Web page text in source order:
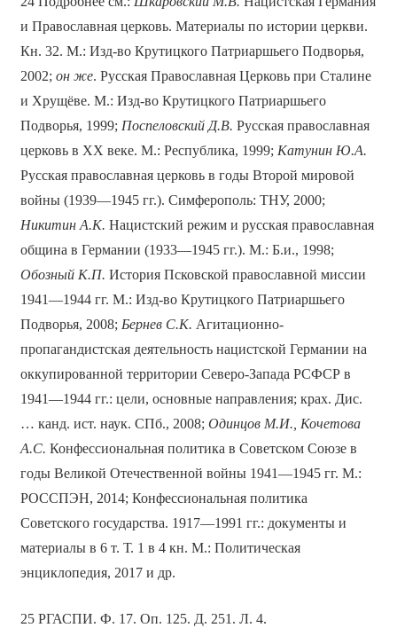
и Православная церковь. Материалы по истории церкви.
Кн. 32. М.: Изд-во Крутицкого Патриаршьего Подворья,
2002; он же. Русская Православная Церковь при Сталине
и Хрущёве. М.: Изд-во Крутицкого Патриаршьего
Подворья, 1999; Поспеловский Д.В. Русская православная
церковь в ХХ веке. М.: Республика, 1999; Катунин Ю.А.
Русская православная церковь в годы Второй мировой
войны (1939—1945 гг.). Симферополь: ТНУ, 2000;
Никитин А.К. Нацистский режим и русская православная
община в Германии (1933—1945 гг.). М.: Б.и., 1998;
Обозный К.П. История Псковской православной миссии
1941—1944 гг. М.: Изд-во Крутицкого Патриаршьего
Подворья, 2008; Бернев С.К. Агитационно-
пропагандистская деятельность нацистской Германии на
оккупированной территории Северо-Запада РСФСР в
1941—1944 гг.: цели, основные направления; крах. Дис.
… канд. ист. наук. СПб., 2008; Одинцов М.И., Кочетова
А.С. Конфессиональная политика в Советском Союзе в
годы Великой Отечественной войны 1941—1945 гг. М.:
РОССПЭН, 2014; Конфессиональная политика
Советского государства. 1917—1991 гг.: документы и
материалы в 6 т. Т. 1 в 4 кн. М.: Политическая
энциклопедия, 2017 и др.
25 РГАСПИ. Ф. 17. Оп. 125. Д. 251. Л. 4.